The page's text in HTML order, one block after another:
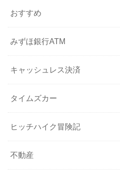
おすすめ
みずほ銀行ATM
キャッシュレス決済
タイムズカー
ヒッチハイク冒険記
不動産